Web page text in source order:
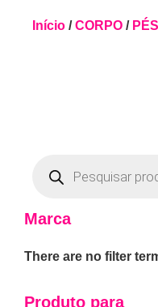
Início/CORPO/ PÉS
Marca
There are no filter
Produto para